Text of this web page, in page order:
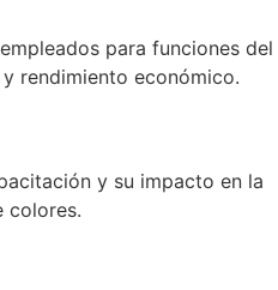
para funciones del
rendimiento económico.
y su impacto en la
colores.